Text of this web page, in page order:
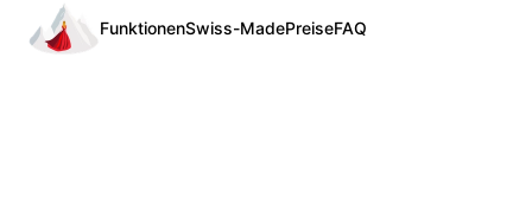
FunktionenSwiss-MadePreiseFAQ